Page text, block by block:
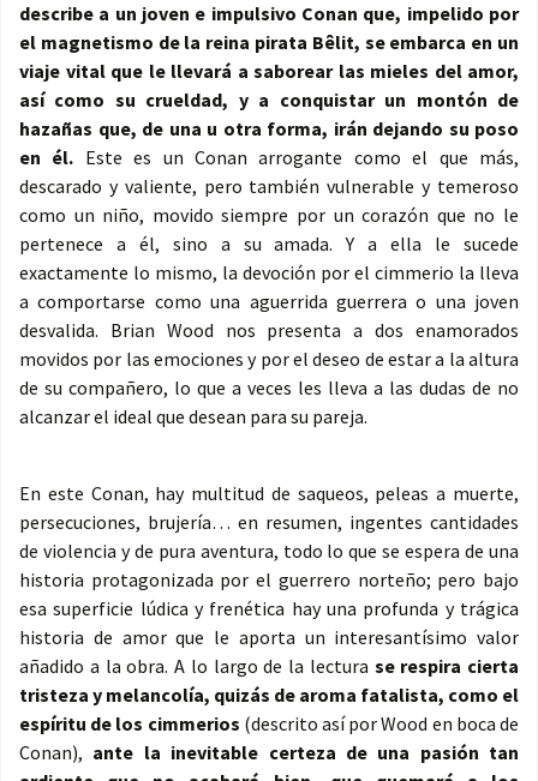
describe a un joven e impulsivo Conan que, impelido por
el magnetismo de la reina pirata Bêlit, se embarca en un
viaje vital que le llevará a saborear las mieles del amor,
así como su crueldad, y a conquistar un montón de
hazañas que, de una u otra forma, irán dejando su poso
en él. Este es un Conan arrogante como el que más,
descarado y valiente, pero también vulnerable y temeroso
como un niño, movido siempre por un corazón que no le
pertenece a él, sino a su amada. Y a ella le sucede
exactamente lo mismo, la devoción por el cimmerio la lleva
a comportarse como una aguerrida guerrera o una joven
desvalida. Brian Wood nos presenta a dos enamorados
movidos por las emociones y por el deseo de estar a la altura
de su compañero, lo que a veces les lleva a las dudas de no
alcanzar el ideal que desean para su pareja.
En este Conan, hay multitud de saqueos, peleas a muerte,
persecuciones, brujería… en resumen, ingentes cantidades
de violencia y de pura aventura, todo lo que se espera de una
historia protagonizada por el guerrero norteño; pero bajo
esa superficie lúdica y frenética hay una profunda y trágica
historia de amor que le aporta un interesantísimo valor
añadido a la obra. A lo largo de la lectura se respira cierta
tristeza y melancolía, quizás de aroma fatalista, como el
espíritu de los cimmerios (descrito así por Wood en boca de
Conan), ante la inevitable certeza de una pasión tan